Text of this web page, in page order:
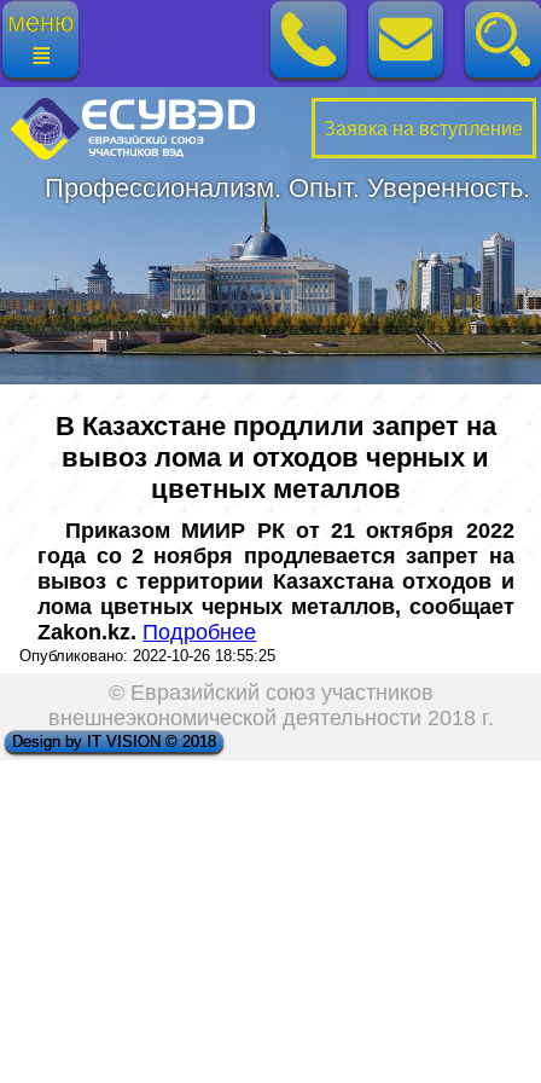
меню
≣
Профессионализм. Опыт. Уверенность.
Заявка на вступление
В Казахстане продлили запрет на
вывоз лома и отходов черных и
цветных металлов
Приказом МИИР РК от 21 октября 2022
года со 2 ноября продлевается запрет на
вывоз с территории Казахстана отходов и
лома цветных черных металлов, сообщает
Zakon.kz. Подробнее
Опубликовано: 2022-10-26 18:55:25
© Евразийский союз участников
внешнеэкономической деятельности 2018 г.
Design by IT VISION © 2018